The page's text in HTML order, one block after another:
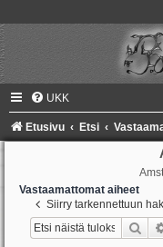
UKK
Etusivu Etsi
Vastaamattomat aiheet
Siirry tarkennettuun
Etsi